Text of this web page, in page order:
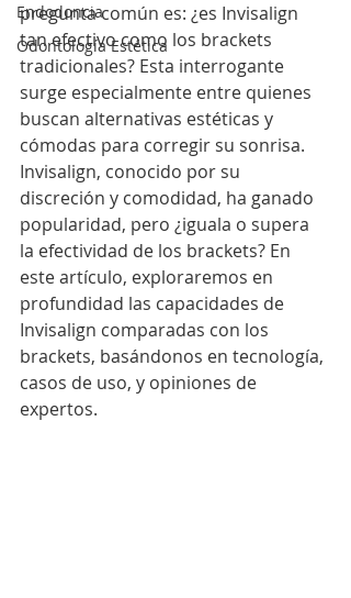
Endodoncia
Odontología Estética
pregunta común es: ¿es Invisalign
tan efectivo como los brackets
tradicionales? Esta interrogante
surge especialmente entre quienes
buscan alternativas estéticas y
cómodas para corregir su sonrisa.
Invisalign, conocido por su
discreción y comodidad, ha ganado
popularidad, pero ¿iguala o supera
la efectividad de los brackets? En
este artículo, exploraremos en
profundidad las capacidades de
Invisalign comparadas con los
brackets, basándonos en tecnología,
casos de uso, y opiniones de
expertos.